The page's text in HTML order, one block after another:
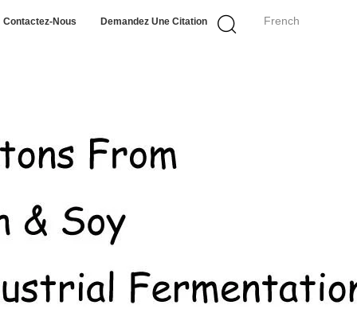
French
Contactez-Nous Demandez Une Citation